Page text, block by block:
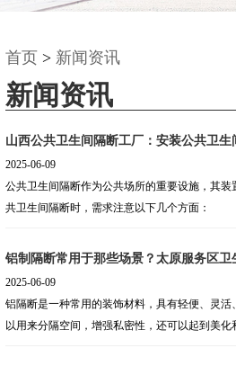
首页 > 新闻资讯
新闻资讯
山西公共卫生间隔断工厂：安装公共卫生
2025-06-09
公共卫生间隔断作为公共场所的重要设施，其
共卫生间隔断时，需求注意以下几个方面：
铝制隔断常用于那些场景？太原服务区卫
2025-06-09
铝隔断是一种常用的装饰材料，具有轻便、灵
以用来分隔空间，增强私密性，还可以起到美化